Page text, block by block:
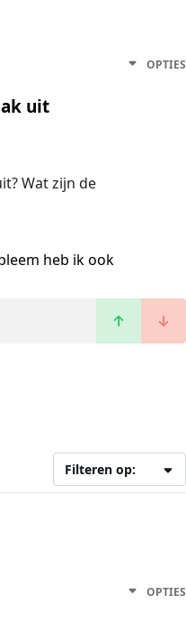
OPTIES
uit
Wat zijn de
heb ik ook
Filteren op:
OPTIES